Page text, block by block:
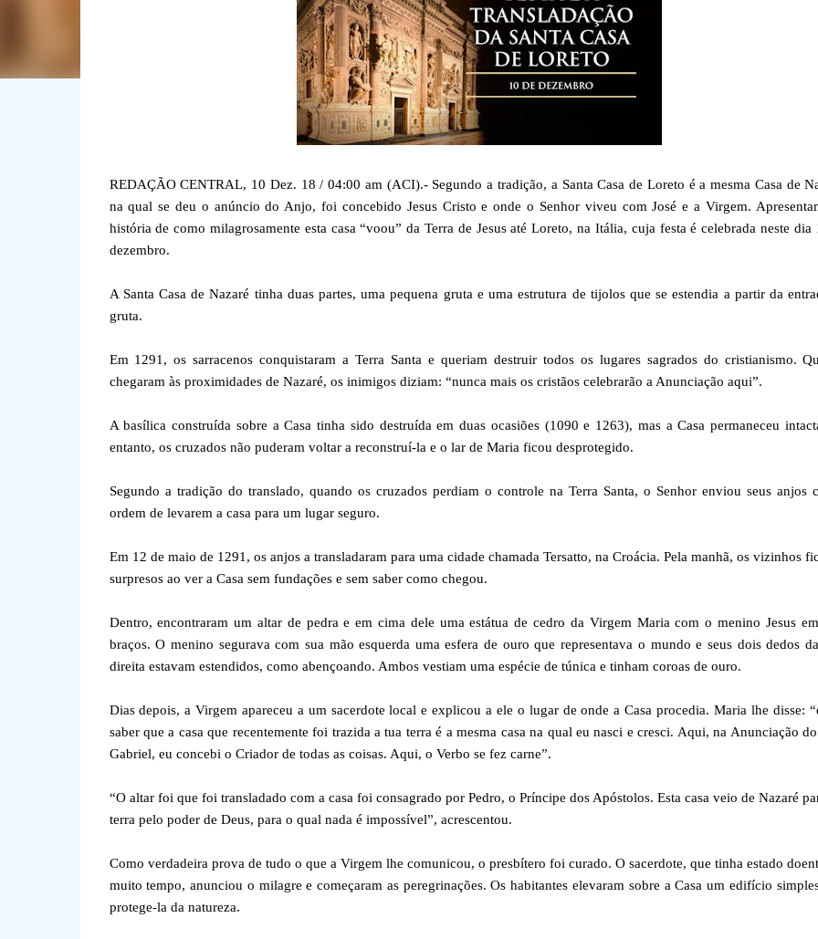
REDAÇÃO CENTRAL, 10 Dez. 18 / 04:00 am (ACI).- Segundo a tradição, a Santa Casa de Loreto é a mesma Casa de
na qual se deu o anúncio do Anjo, foi concebido Jesus Cristo e onde o Senhor viveu com José e a Virgem.
história de como milagrosamente esta casa “voou” da Terra de Jesus até Loreto, na Itália, cuja festa é celebrada neste dia
dezembro.
A Santa Casa de Nazaré tinha duas partes, uma pequena gruta e uma estrutura de tijolos que se estendia a partir da
gruta.
Em 1291, os sarracenos conquistaram a Terra Santa e queriam destruir todos os lugares sagrados do cristianismo.
chegaram às proximidades de Nazaré, os inimigos diziam: “nunca mais os cristãos celebrarão a Anunciação aqui”.
A basílica construída sobre a Casa tinha sido destruída em duas ocasiões (1090 e 1263), mas a Casa permaneceu
entanto, os cruzados não puderam voltar a reconstruí-la e o lar de Maria ficou desprotegido.
Segundo a tradição do translado, quando os cruzados perdiam o controle na Terra Santa, o Senhor enviou seus anjos
ordem de levarem a casa para um lugar seguro.
Em 12 de maio de 1291, os anjos a transladaram para uma cidade chamada Tersatto, na Croácia. Pela manhã, os vizinhos
surpresos ao ver a Casa sem fundações e sem saber como chegou.
Dentro, encontraram um altar de pedra e em cima dele uma estátua de cedro da Virgem Maria com o menino Jesus
braços. O menino segurava com sua mão esquerda uma esfera de ouro que representava o mundo e seus dois dedos
direita estavam estendidos, como abençoando. Ambos vestiam uma espécie de túnica e tinham coroas de ouro.
Dias depois, a Virgem apareceu a um sacerdote local e explicou a ele o lugar de onde a Casa procedia. Maria lhe disse:
saber que a casa que recentemente foi trazida a tua terra é a mesma casa na qual eu nasci e cresci. Aqui, na Anunciação
Gabriel, eu concebi o Criador de todas as coisas. Aqui, o Verbo se fez carne”.
“O altar foi que foi transladado com a casa foi consagrado por Pedro, o Príncipe dos Apóstolos. Esta casa veio de Nazaré
terra pelo poder de Deus, para o qual nada é impossível”, acrescentou.
Como verdadeira prova de tudo o que a Virgem lhe comunicou, o presbítero foi curado. O sacerdote, que tinha estado
muito tempo, anunciou o milagre e começaram as peregrinações. Os habitantes elevaram sobre a Casa um edifício
protege-la da natureza.